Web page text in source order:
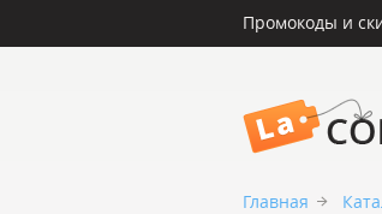
Промокоды и
Главная